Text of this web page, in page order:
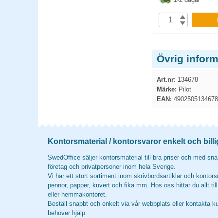
Övrig
Art.nr: 134678
Märke: Pilot
EAN: 4902505134678
Kontorsmaterial / kontorsvaror enkelt och
SwedOffice säljer kontorsmaterial till bra priser och med
företag och privatpersoner inom hela Sverige.
Vi har ett stort sortiment inom skrivbordsartiklar och
pennor, papper, kuvert och fika mm. Hos oss hittar du allt
eller hemmakontoret.
Beställ snabbt och enkelt via vår webbplats eller kontakta
behöver hjälp.